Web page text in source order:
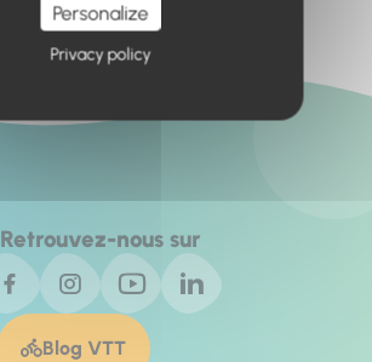
Retrouvez-nous sur
Blog VTT
Personalize
Privacy policy